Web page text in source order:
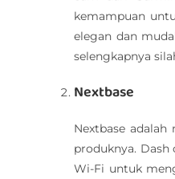
kemampuan
elegan dan
selengkapnya
Nextbase
Nextbase
produknya.
Wi-Fi untuk